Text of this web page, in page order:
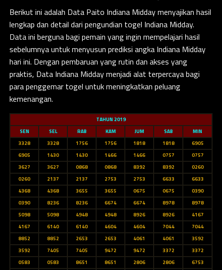
Berikut ini adalah Data Paito Indiana Middaymenyajikan hasil
lengkap dan detail dari pengundian togel Indiana Midday.
Data ini berguna bagi pemain yang ingin mempelajari hasil
sebelumnya untuk menyusun prediksi angka Indiana Midday
hari ini. Dengan pembaruan yang rutin dan akses yang
praktis, Data Indiana Midday menjadi alat terpercaya bagi
para penggemar togel untuk meningkatkan peluang
kemenangan.
TAHUN 2019
SEN
SEL RAB KAM JUM SAB
MIN
3328
3328 1756 1756 1818 1818
6905
6905
1430 1430 1466 1466 0757
0757
3627
3627 0868 0868 8392 8392
0260
0260
2137 2137 2753 2753 6633
6633
4368
4368 3655 3655 0675 0675
0390
0390
8236 8236 6674 6674 8978
8978
5098
5098 4948 4948 8926 8926
4167
4167
6140 6140 4604 4604 7044
7044
8852
8852 2653 2653 4061 4061
3592
3592
7405 7405 9472 9472 3372
3372
0583
0583 8651 8651 2806 2806
6753